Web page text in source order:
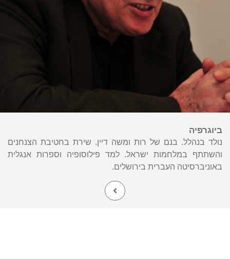
ביוגרפיה
נולד בנהלל. בנם של רות ומשה דיין. שירת בחטיבת הצנחנים
והשתתף במלחמות ישראל. למד פילוסופיה וספרות אנגלית
באוניברסיטה העברית בירושלים.